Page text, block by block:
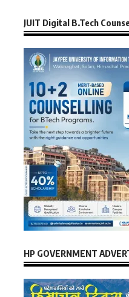
JUIT Digital B.Tech
HP GOVERNMENT